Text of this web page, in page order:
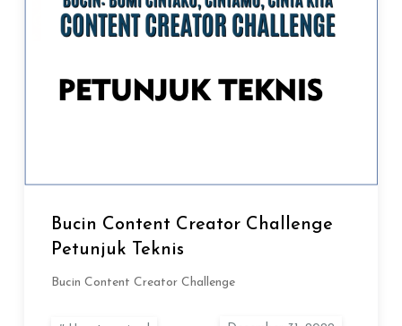
Bucin Content Creator Challenge
Petunjuk Teknis
Bucin Content Creator Challenge